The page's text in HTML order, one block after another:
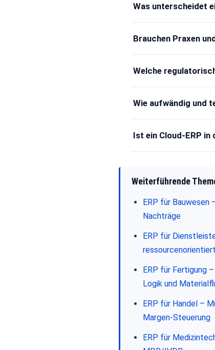
Was unterscheidet
Brauchen Praxen
Welche
Wie aufwändig und
Ist ein Cloud-ERP
Weiterführende
ERP für Bauwesen
Nachträge
ERP für
ERP für Fertigung
Logik und
ERP für Handel –
Margen-Steuerung
ERP für